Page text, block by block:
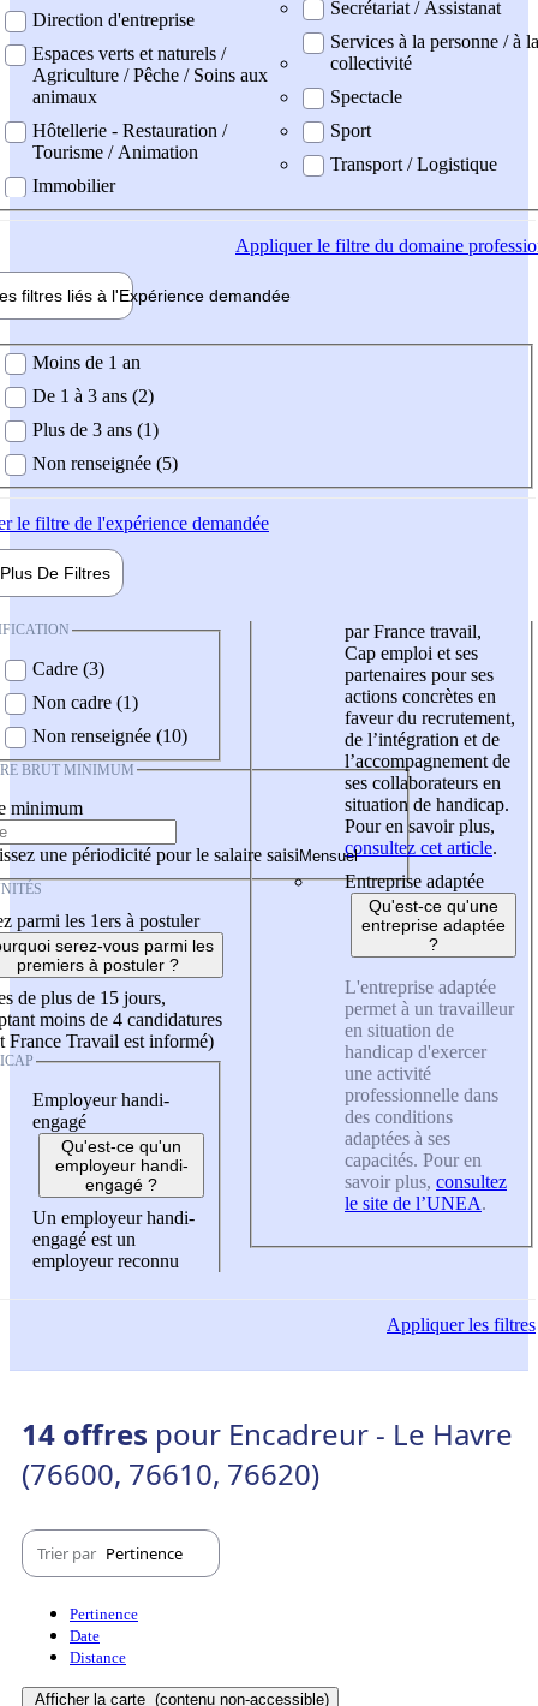
Direction d'entreprise
Espaces verts et naturels /
Agriculture / Pêche / Soins aux
animaux
Hôtellerie - Restauration /
Tourisme / Animation
Immobilier
Secrétariat / Assistanat
Services à la personne / à la
collectivité
Spectacle
Sport
Transport / Logistique
Appliquerle filtre du domaine
filtres liés à l'Expérience demandée
demandée
Moins de 1 an
De 1 à 3 ans (2)
Plus de 3 ans (1)
Non renseignée (5)
le filtre de l'expérience demandée
Plus De Filtres
Cadre (3)
Non cadre (1)
Non renseignée (10)
BRUT MINIMUM
minimum
une périodicité pour le salaire saisi
parmi les 1ers à postuler
serez-vous parmi les
premiers à postuler ?
de plus de 15 jours,
moins de 4 candidatures
France Travail est informé)
Employeur handi-
engagé
Qu'est-ce qu'un
employeur handi-
engagé ?
Un employeur handi-
engagé est un
employeur reconnu
par France travail,
Cap emploi et ses
partenaires pour ses
actions concrètes en
faveur du recrutement,
de l’intégration et de
l’accompagnement de
ses collaborateurs en
situation de handicap.
Pour en savoir plus,
consultez cet article.
Entreprise adaptée
Qu'est-ce qu'une
entreprise adaptée
?
L'entreprise adaptée
permet à un travailleur
en situation de
handicap d'exercer
une activité
professionnelle dans
des conditions
adaptées à ses
capacités. Pour en
savoir plus, consultez
le site de l’UNEA.
Appliquerles filtres
14 offres pour Encadreur - Le Havre
(76600, 76610, 76620)
Trier par Pertinence
Pertinence
Date
Distance
Afficher la carte (contenu non-accessible)